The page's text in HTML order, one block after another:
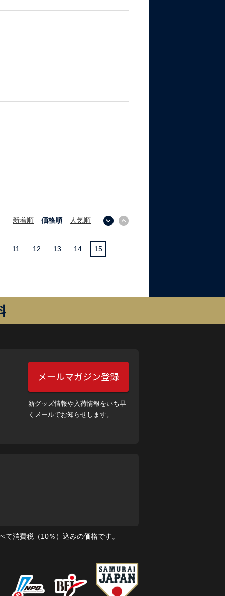
新着順 価格順 人気順
11 12 13 14 15
メールマガジン登録
新グッズ情報や入荷情報をいち早
くメールでお知らせします。
消費税（10％）込みの価格です。